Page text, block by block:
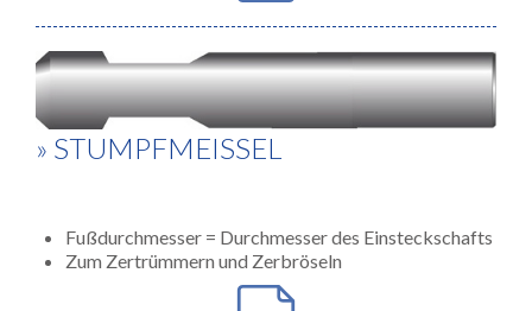
» STUMPFMEISSEL
Fußdurchmesser = Durchmesser des Einsteckschafts
Zum Zertrümmern und Zerbröseln